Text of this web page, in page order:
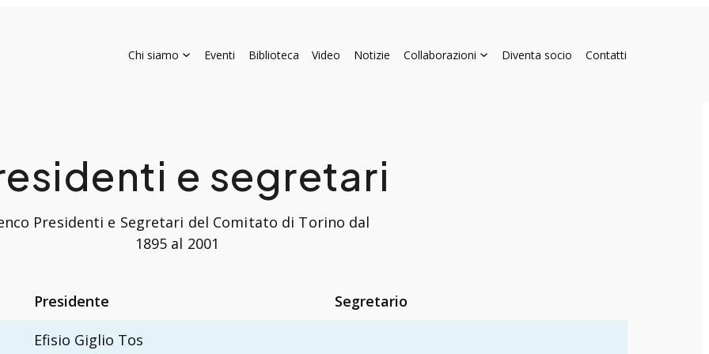
Chi siamo Eventi Biblioteca Video Notizie Collaborazioni Diventa socio Contatti
e segretari
Presidenti e Segretari del Comitato di Torino dal
1895 al 2001
Presidente Segretario
Efisio Giglio Tos